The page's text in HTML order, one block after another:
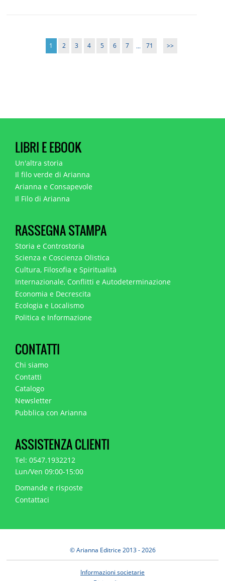
1 2 3 4 5 6 7 ... 71 >>
LIBRI E EBOOK
Un'altra storia
Il filo verde di Arianna
Arianna e Consapevole
Il Filo di Arianna
RASSEGNA STAMPA
Storia e Controstoria
Scienza e Coscienza Olistica
Cultura, Filosofia e Spiritualità
Internazionale, Conflitti e Autodeterminazione
Economia e Decrescita
Ecologia e Localismo
Politica e Informazione
CONTATTI
Chi siamo
Contatti
Catalogo
Newsletter
Pubblica con Arianna
ASSISTENZA CLIENTI
Tel: 0547.1932212
Lun/Ven 09:00-15:00
Domande e risposte
Contattaci
© Arianna Editrice 2013 - 2026
Informazioni societarie